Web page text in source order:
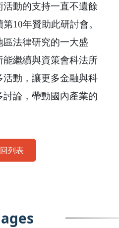
動的支持一直不遺餘
第10年贊助此研討會。
法律研究的一大盛
能繼續與資策會科法所
活動，讓更多金融與科
論， 帶動國內產業的
列表